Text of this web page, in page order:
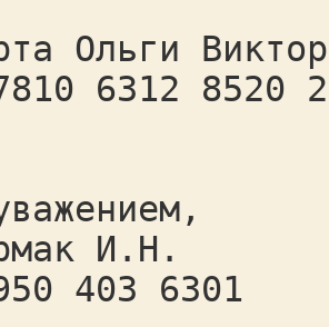
Ольги
6312 8520
И.Н.
403 6301